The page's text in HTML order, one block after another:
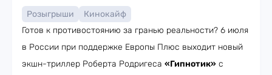
Розыгрыши
Кинокайф
Готов к противостоянию за гранью реальности? 6 июля
в России при поддержке Европы Плюс выходит новый
экшн-триллер Роберта Родригеса «Гипнотик» с